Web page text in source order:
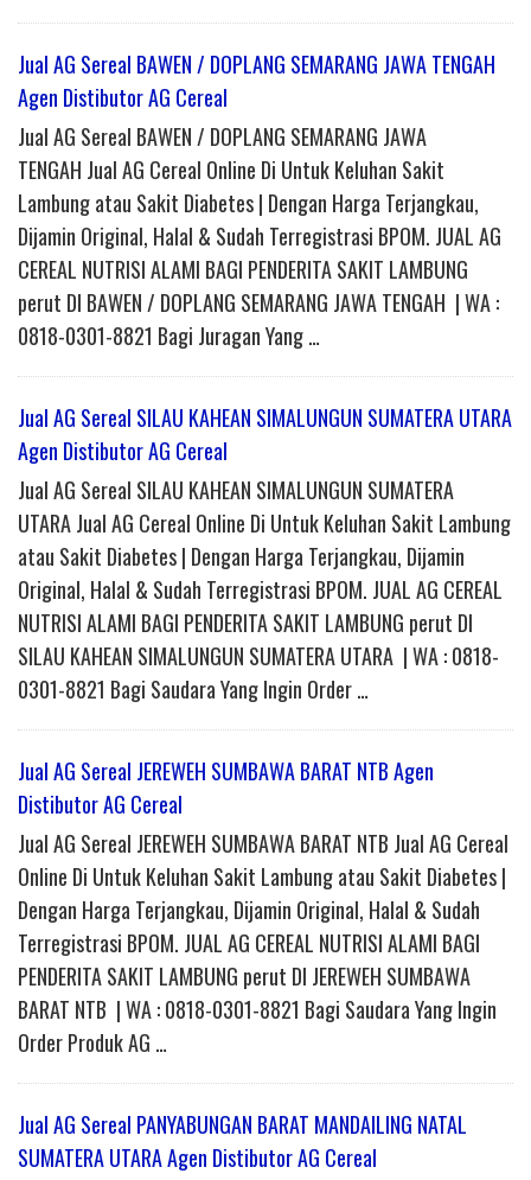
Jual AG Sereal BAWEN / DOPLANG SEMARANG JAWA TENGAH
Agen Distibutor AG Cereal
Jual AG Sereal BAWEN / DOPLANG SEMARANG JAWA
TENGAH Jual AG Cereal Online Di Untuk Keluhan Sakit
Lambung atau Sakit Diabetes | Dengan Harga Terjangkau,
Dijamin Original, Halal & Sudah Terregistrasi BPOM. JUAL AG
CEREAL NUTRISI ALAMI BAGI PENDERITA SAKIT LAMBUNG
perut DI BAWEN / DOPLANG SEMARANG JAWA TENGAH | WA :
0818-0301-8821 Bagi Juragan Yang …
Jual AG Sereal SILAU KAHEAN SIMALUNGUN SUMATERA UTARA
Agen Distibutor AG Cereal
Jual AG Sereal SILAU KAHEAN SIMALUNGUN SUMATERA
UTARA Jual AG Cereal Online Di Untuk Keluhan Sakit Lambung
atau Sakit Diabetes | Dengan Harga Terjangkau, Dijamin
Original, Halal & Sudah Terregistrasi BPOM. JUAL AG CEREAL
NUTRISI ALAMI BAGI PENDERITA SAKIT LAMBUNG perut DI
SILAU KAHEAN SIMALUNGUN SUMATERA UTARA | WA : 0818-
0301-8821 Bagi Saudara Yang Ingin Order …
Jual AG Sereal JEREWEH SUMBAWA BARAT NTB Agen
Distibutor AG Cereal
Jual AG Sereal JEREWEH SUMBAWA BARAT NTB Jual AG Cereal
Online Di Untuk Keluhan Sakit Lambung atau Sakit Diabetes |
Dengan Harga Terjangkau, Dijamin Original, Halal & Sudah
Terregistrasi BPOM. JUAL AG CEREAL NUTRISI ALAMI BAGI
PENDERITA SAKIT LAMBUNG perut DI JEREWEH SUMBAWA
BARAT NTB | WA : 0818-0301-8821 Bagi Saudara Yang Ingin
Order Produk AG …
Jual AG Sereal PANYABUNGAN BARAT MANDAILING NATAL
SUMATERA UTARA Agen Distibutor AG Cereal